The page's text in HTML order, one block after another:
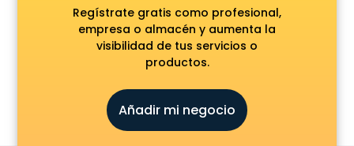
Regístrate gratis como profesional,
empresa o almacén y aumenta la
visibilidad de tus servicios o
productos.
Añadir mi negocio